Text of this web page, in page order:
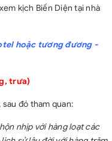
kịch Biến Diện tại nhà
hoặc tương đương -
trưa)
đó tham quan:
nhịp với hàng loạt các